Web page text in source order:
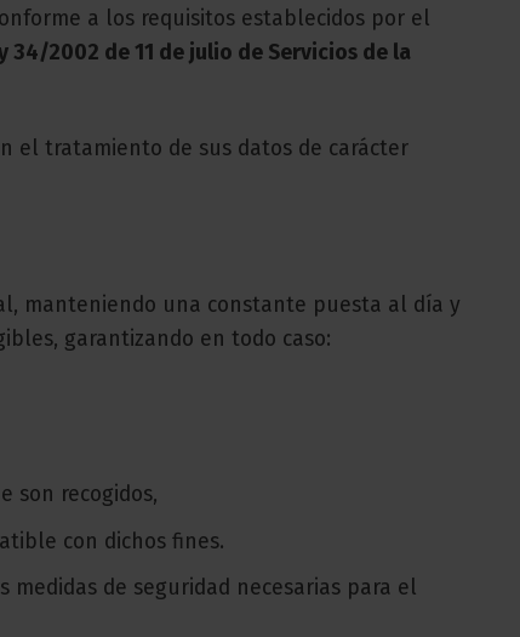
a los requisitos establecidos por el
34/2002 de 11 de julio de Servicios de la
el tratamiento de sus datos de carácter
manteniendo una constante puesta al día y
garantizando en todo caso:
son recogidos,
con dichos fines.
de seguridad necesarias para el